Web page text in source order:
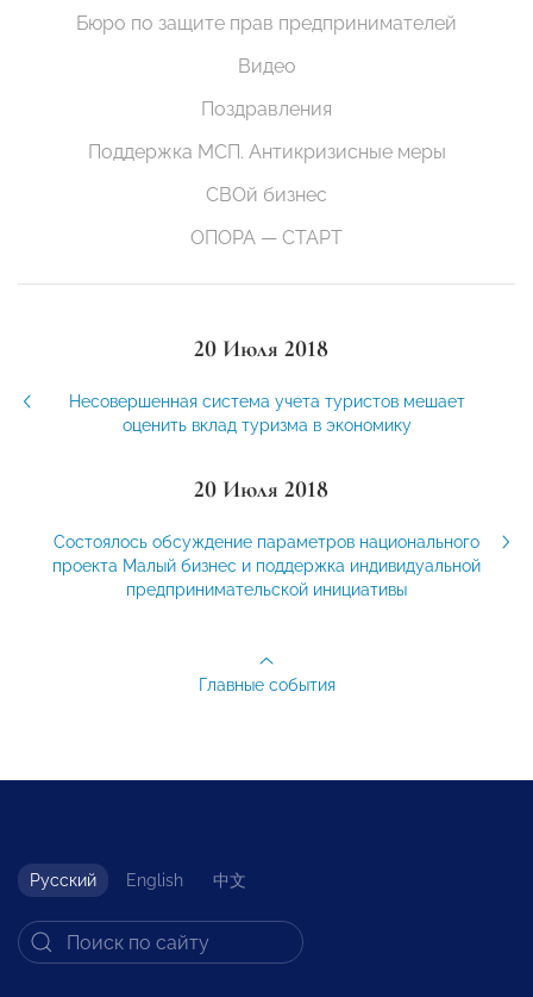
Бюро по защите прав предпринимателей
Видео
Поздравления
Поддержка МСП. Антикризисные меры
СВОй бизнес
ОПОРА — СТАРТ
20 Июля 2018
Несовершенная система учета туристов мешает
оценить вклад туризма в экономику
20 Июля 2018
Состоялось обсуждение параметров национального
проекта Малый бизнес и поддержка индивидуальной
предпринимательской инициативы
Главные события
Русский English 中文